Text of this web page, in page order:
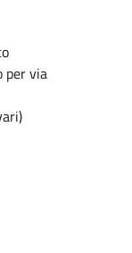
per via
pazienti